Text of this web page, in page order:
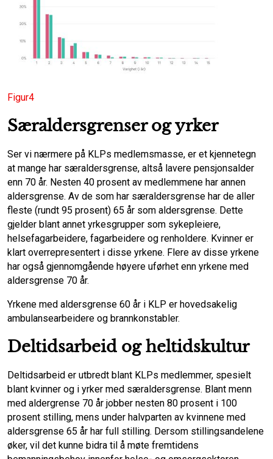
Figur4
Særaldersgrenser og yrker
Ser vi nærmere på KLPs medlemsmasse, er et kjennetegn
at mange har særaldersgrense, altså lavere pensjonsalder
enn 70 år. Nesten 40 prosent av medlemmene har annen
aldersgrense. Av de som har særaldersgrense har de aller
fleste (rundt 95 prosent) 65 år som aldersgrense. Dette
gjelder blant annet yrkesgrupper som sykepleiere,
helsefagarbeidere, fagarbeidere og renholdere. Kvinner er
klart overrepresentert i disse yrkene. Flere av disse yrkene
har også gjennomgående høyere uførhet enn yrkene med
aldersgrense 70 år.
Yrkene med aldersgrense 60 år i KLP er hovedsakelig
ambulansearbeidere og brannkonstabler.
Deltidsarbeid og heltidskultur
Deltidsarbeid er utbredt blant KLPs medlemmer, spesielt
blant kvinner og i yrker med særaldersgrense. Blant menn
med aldergrense 70 år jobber nesten 80 prosent i 100
prosent stilling, mens under halvparten av kvinnene med
aldersgrense 65 år har full stilling. Dersom stillingsandelene
øker, vil det kunne bidra til å møte fremtidens